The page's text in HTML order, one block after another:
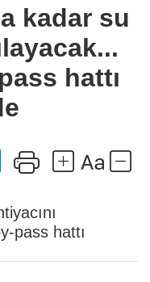
kadar su
hattı
pass hattı